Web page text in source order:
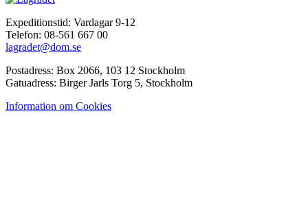
Expeditionstid: Vardagar 9-12
Telefon: 08-561 667 00
lagradet@dom.se
Postadress: Box 2066, 103 12 Stockholm
Gatuadress: Birger Jarls Torg 5, Stockholm
Information om Cookies